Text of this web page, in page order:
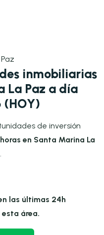
inmobiliarias
La Paz a día
de inversión
en Santa Marina La
las últimas 24h
área.